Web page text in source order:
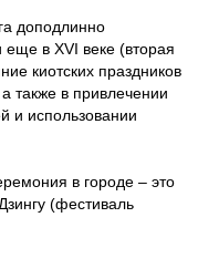
доподлинно
еще в XVI веке (вторая
киотских праздников
также в привлечении
и использовании
в городе – это
(фестиваль